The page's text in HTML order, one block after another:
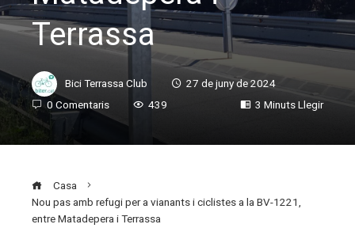
Terrassa
Bici Terrassa Club
27 de juny de 2024
0 Comentaris
439 3 Minuts Llegir
Casa
Nou pas amb refugi per a vianants i ciclistes a la BV-1221,
entre Matadepera i Terrassa